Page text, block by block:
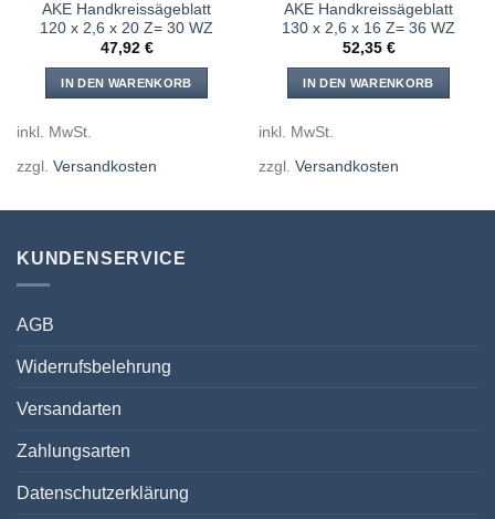
AKE Handkreissägeblatt
120 x 2,6 x 20 Z= 30 WZ
47,92 €
IN DEN WARENKORB
inkl. MwSt.
zzgl. Versandkosten
AKE Handkreissägeblatt
130 x 2,6 x 16 Z= 36 WZ
52,35 €
IN DEN WARENKORB
inkl. MwSt.
zzgl. Versandkosten
KUNDENSERVICE
AGB
Widerrufsbelehrung
Versandarten
Zahlungsarten
Datenschutzerklärung